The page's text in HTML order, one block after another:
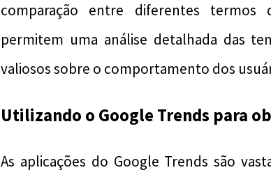
comparação entre diferentes termos
permitem uma análise detalhada das
valiosos sobre o comportamento dos
Utilizando o Google Trends para
As aplicações do Google Trends são